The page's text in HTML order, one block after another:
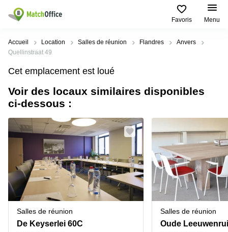
Favoris Menu
Rechercher / publier
Types
d'espaces
Bureaux
Centre
d’affaires
Coworking
Salles
de
réunion
Bureau
virtuel
Villes
Populaires
Alost
Anvers
Bruxelles
Bruxelles
Aeroport
Gand
Hasselt
Recherches
populaires
Bureau
a louer
Bureau à
louer
Bruxelles
Bureau
a louer
Gand
Bureau
à louer
Liège
Aide
Qui sommes-nous?
Publier un bureau
Connexion
Choisissez une langue
flamand
Accueil Location Salles de réunion Flandres
Anvers
Quellinstraat 49
Cet emplacement est loué
Voir des locaux similaires disponibles
ci-dessous :
Salles de réunion
De Keyserlei 60C
Salles de réunion